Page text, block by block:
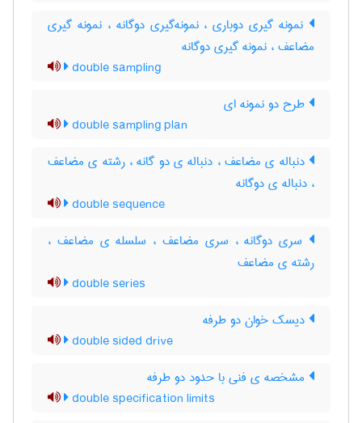
نمونه گیری دوباری ، نمونه‌گیری دوگانه ، نمونه گیری
مضاعف ، نمونه گیری دوگانه
double sampling
طرح دو نمونه ای
double sampling plan
دنباله ی مضاعف ، دنباله ی دو گانه ، رشته ی مضاعف
، دنباله ی دوگانه
double sequence
سری دوگانه ، سری مضاعف ، سلسله ی مضاعف ،
رشته ی مضاعف
double series
دیسک خوان دو طرفه
double sided drive
مشخصه ی فنی با حدود دو طرفه
double specification limits